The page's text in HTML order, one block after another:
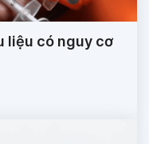
liệu có nguy cơ